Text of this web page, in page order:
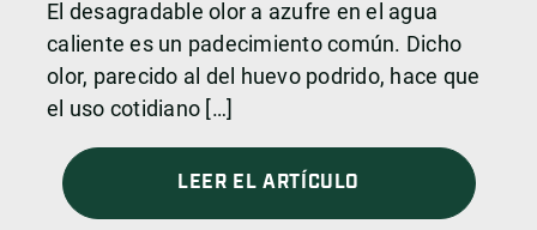
El desagradable olor a azufre en el agua
caliente es un padecimiento común. Dicho
olor, parecido al del huevo podrido, hace que
el uso cotidiano […]
LEER EL ARTÍCULO